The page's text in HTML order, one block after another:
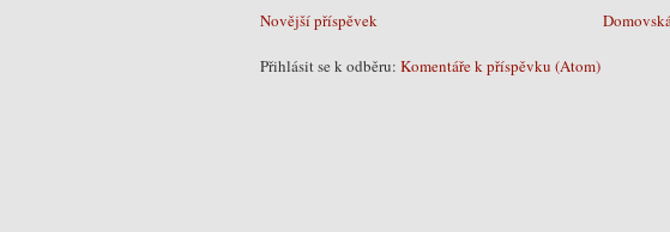
Novější příspěvek
Přihlásit se k odběru: Komentáře k příspěvku (Atom)